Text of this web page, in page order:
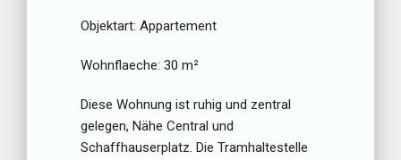
Objektart: Appartement
Wohnflaeche: 30 m²
Diese Wohnung ist ruhig und zentral
gelegen, Nähe Central und
Schaffhauserplatz. Die Tramhaltestelle